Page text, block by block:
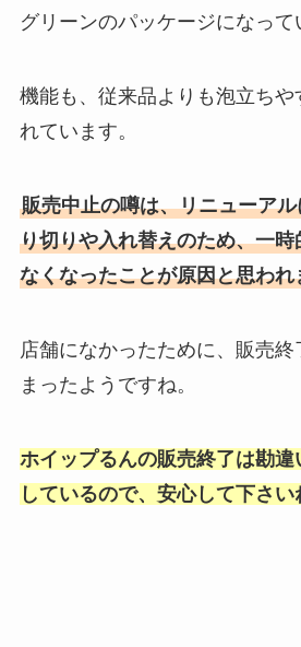
グリーンのパッケージになって
機能も、従来品よりも泡立ちや
れています。
販売中止の噂は、リニューア
り切りや入れ替えのため、一
なくなったことが原因と思われ
店舗になかったために、販売終
まったようですね。
ホイップるんの販売終了は勘
しているので、安心して下さい